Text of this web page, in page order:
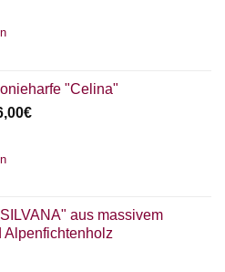
"Celina"
€
aus massivem
Alpenfichtenholz